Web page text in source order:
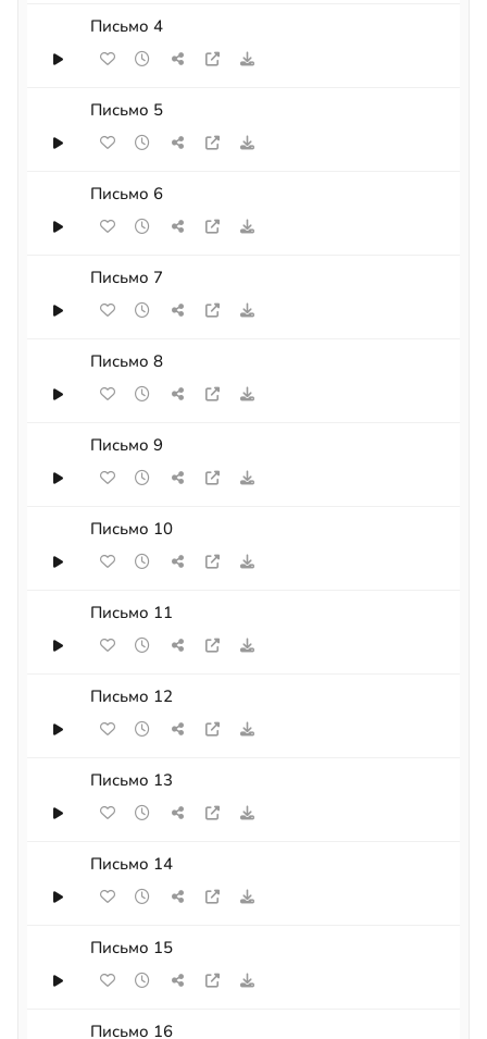
Письмо 4
Письмо 5
Письмо 6
Письмо 7
Письмо 8
Письмо 9
Письмо 10
Письмо 11
Письмо 12
Письмо 13
Письмо 14
Письмо 15
Письмо 16